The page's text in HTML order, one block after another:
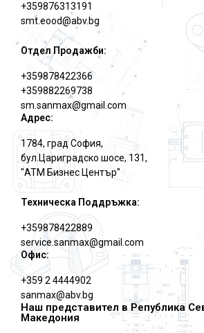
+359876313191
smt.eood@abv.bg
Отдел Продажби:
+359878422366
+359882269738
sm.sanmax@gmail.com
Адрес:
1784, град София,
бул.Цариградско шосе, 131,
"АТМ Бизнес Център"
Техническа Поддръжка:
+359878422889
service.sanmax@gmail.com
Офис:
+359 2 4444902
sanmax@abv.bg
Наш представител в Република
Македония